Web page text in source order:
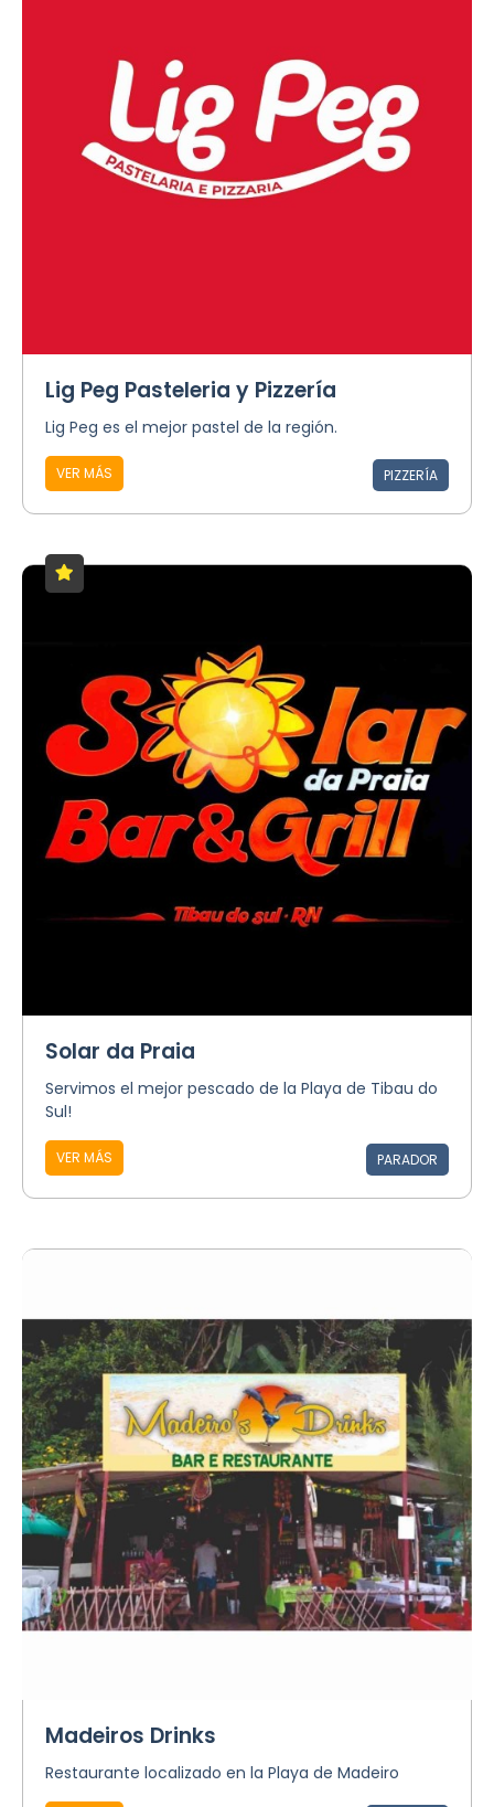
Lig Peg Pasteleria y Pizzería
Lig Peg es el mejor pastel de la región.
VER MÁS PIZZERÍA
Solar da Praia
Servimos el mejor pescado de la Playa de Tibau do
Sul!
VER MÁS PARADOR
Madeiros Drinks
Restaurante localizado en la Playa de Madeiro